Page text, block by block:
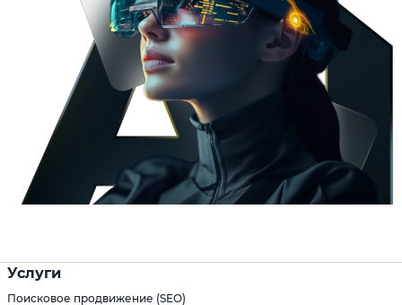
Услуги
Поисковое продвижение (SEO)